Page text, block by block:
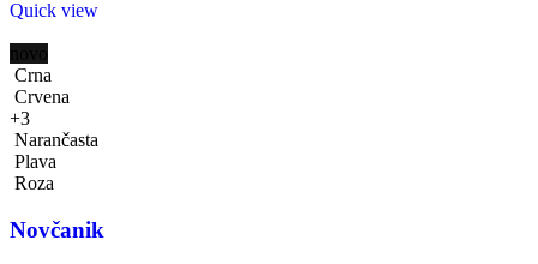
Quick view
Crna
Crvena
+3
Narančasta
Plava
Roza
Novčanik